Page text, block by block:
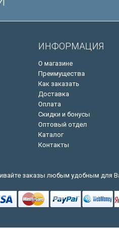
ИНФОРМАЦИЯ
О магазине
Преимущества
Как заказать
Доставка
Оплата
Скидки и бонусы
Оптовый отдел
Каталог
Контакты
заказы любым удобным для